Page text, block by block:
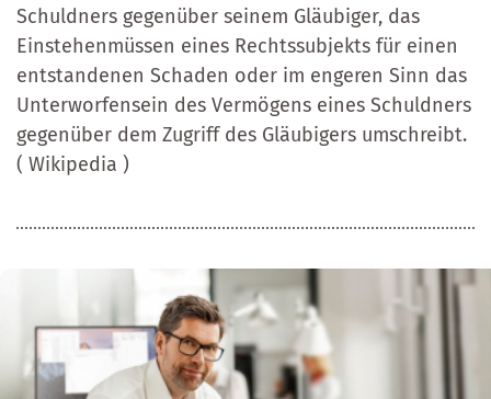
Schuldners gegenüber seinem Gläubiger, das
Einstehenmüssen eines Rechtssubjekts für einen
entstandenen Schaden oder im engeren Sinn das
Unterworfensein des Vermögens eines Schuldners
gegenüber dem Zugriff des Gläubigers umschreibt.
( Wikipedia )